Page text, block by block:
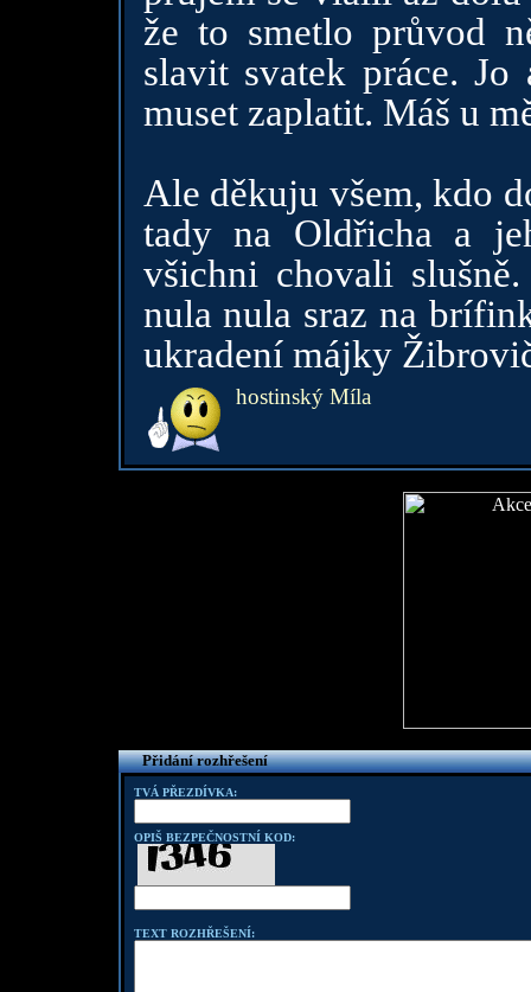
že to smetlo průvod
slavit svatek práce.
muset zaplatit. Máš u
Ale děkuju všem, kdo
tady na Oldřicha a
všichni chovali
nula nula sraz na
ukradení májky
hostinský Míla
Přidání rozhřešení
TVÁ PŘEZDÍVKA:
OPIŠ BEZPEČNOSTNÍ KOD:
TEXT ROZHŘEŠENÍ: